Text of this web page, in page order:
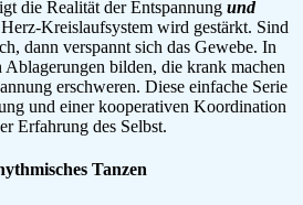
die Realität der Entspannung und
Kreislaufsystem wird gestärkt. Sind
dann verspannt sich das Gewebe. In
bilden, die krank machen
erschweren. Diese einfache Serie
und einer kooperativen Koordination
Erfahrung des Selbst.
Tanzen